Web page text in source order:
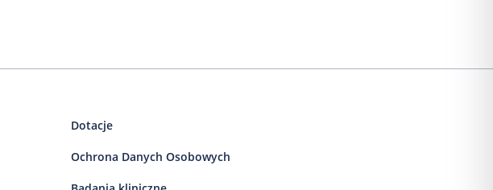
Dotacje
Ochrona Danych Osobowych